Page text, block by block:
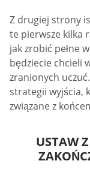
Z drugiej strony
te pierwsze kilka
jak zrobić pełne
będziecie chcieli
zranionych
strategii wyjścia,
związane z
USTAW